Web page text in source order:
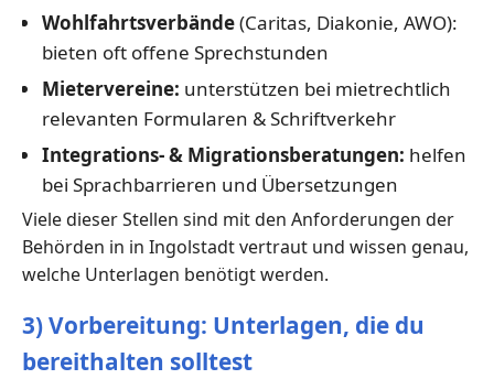
Wohlfahrtsverbände(Caritas, Diakonie, AWO):
bieten oft offene Sprechstunden
Mietervereine: unterstützen bei mietrechtlich
relevanten Formularen & Schriftverkehr
Integrations- & Migrationsberatungen: helfen
bei Sprachbarrieren und Übersetzungen
Viele dieser Stellen sind mit den Anforderungen der
Behörden in in Ingolstadt vertraut und wissen genau,
welche Unterlagen benötigt werden.
3) Vorbereitung: Unterlagen, die du
bereithalten solltest